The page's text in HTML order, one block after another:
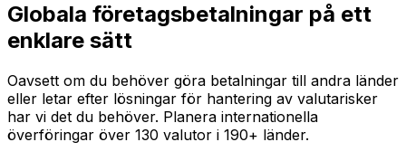
Globala företagsbetalningar på ett
enklare sätt
Oavsett om du behöver göra betalningar till andra länder
eller letar efter lösningar för hantering av valutarisker
har vi det du behöver. Planera internationella
överföringar över 130 valutor i 190+ länder.